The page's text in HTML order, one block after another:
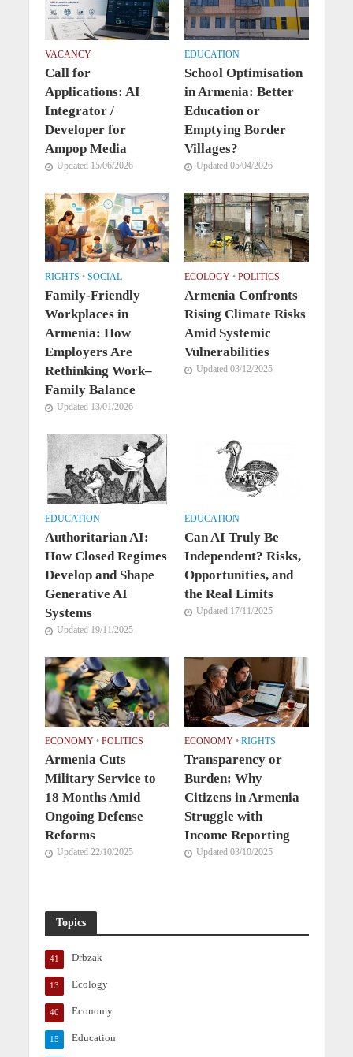
VACANCY
Call for
Applications: AI
Integrator /
Developer for
Ampop Media
Updated 15/06/2026
EDUCATION
School Optimisation
in Armenia: Better
Education or
Emptying Border
Villages?
Updated 05/04/2026
RIGHTS • SOCIAL
Family-Friendly
Workplaces in
Armenia: How
Employers Are
Rethinking Work–
Family Balance
Updated 13/01/2026
ECOLOGY • POLITICS
Armenia Confronts
Rising Climate Risks
Amid Systemic
Vulnerabilities
Updated 03/12/2025
EDUCATION
Authoritarian AI:
How Closed Regimes
Develop and Shape
Generative AI
Systems
Updated 19/11/2025
EDUCATION
Can AI Truly Be
Independent? Risks,
Opportunities, and
the Real Limits
Updated 17/11/2025
ECONOMY • POLITICS
Armenia Cuts
Military Service to
18 Months Amid
Ongoing Defense
Reforms
Updated 22/10/2025
ECONOMY • RIGHTS
Transparency or
Burden: Why
Citizens in Armenia
Struggle with
Income Reporting
Updated 03/10/2025
Topics
Drbzak
41
Ecology
13
Economy
40
Education
15